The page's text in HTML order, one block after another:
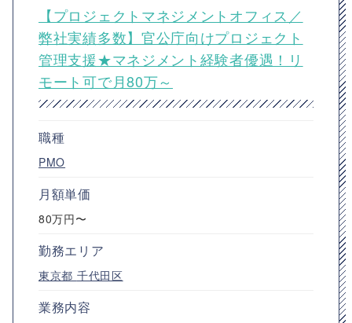
【プロジェクトマネジメントオフィス／
弊社実績多数】官公庁向けプロジェクト
管理支援★マネジメント経験者優遇！リ
モート可で月80万～
職種
PMO
月額単価
80万円〜
勤務エリア
東京都 千代田区
業務内容